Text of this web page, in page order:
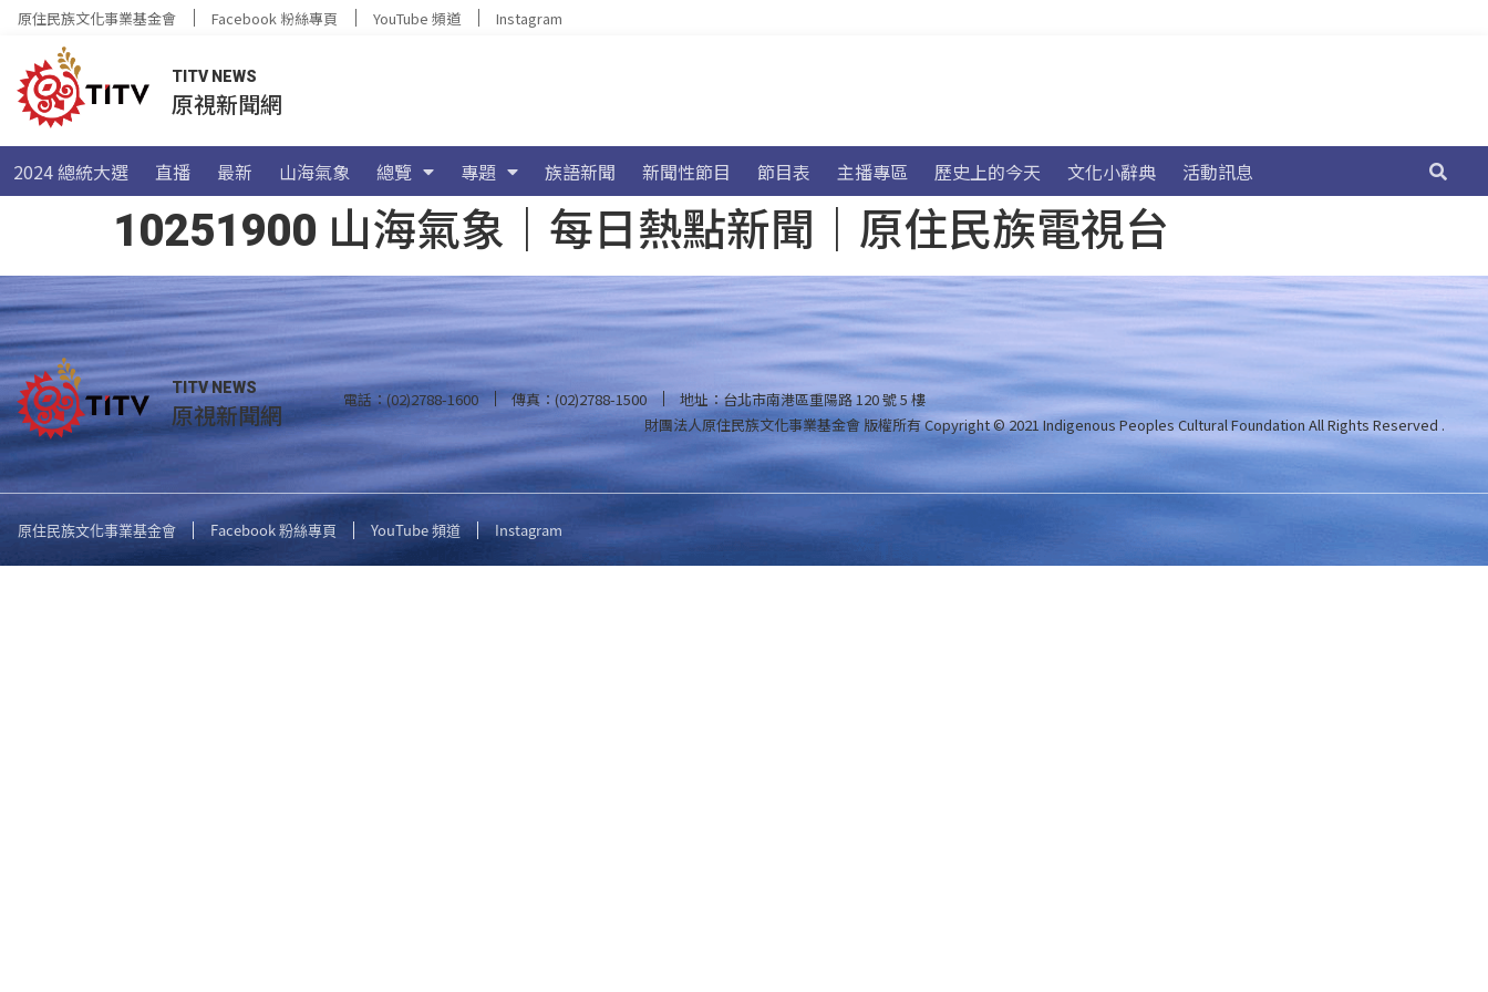
原住民族文化事業基金會 Facebook 粉絲專頁 YouTube 頻道 Instagram
TITV NEWS
原視新聞網
2024 總統大選 直播 最新 山海氣象 總覽 專題 族語新聞 新聞性節目 節目表 主播專區 歷史上的今天 文化小辭典 活動訊息
10251900 山海氣象｜每日熱點新聞｜原住民族電視台
TITV NEWS
原視新聞網 電話：(02)2788-1600 傳真：(02)2788-1500
地址：台北市南港區重陽路 120 號 5 樓
財團法人原住民族文化事業基金會 版權所有Copyright © 2021 Indigenous Peoples Cultural Foundation All Rights Reserved .
原住民族文化事業基金會 Facebook 粉絲專頁 YouTube 頻道 Instagram